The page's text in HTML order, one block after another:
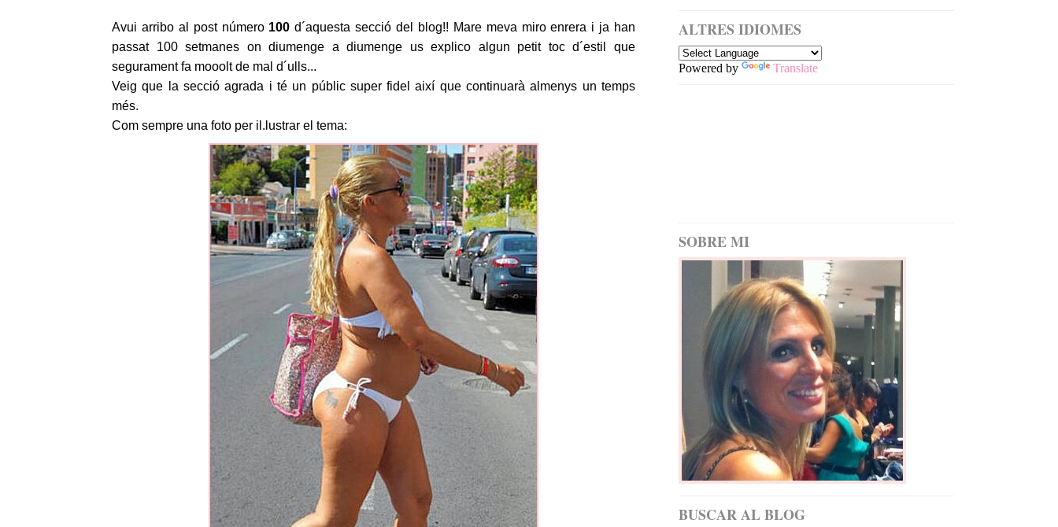
Avui arribo al post número 100 d´aquesta secció del blog!! Mare meva miro enrera i ja han
passat 100 setmanes on diumenge a diumenge us explico algun petit toc d´estil que
segurament fa mooolt de mal d´ulls...
Veig que la secció agrada i té un públic super fidel així que continuarà almenys un temps
més.
Com sempre una foto per il.lustrar el tema:
ALTRES IDIOMES
Powered by Translate
SOBRE MI
BUSCAR AL BLOG